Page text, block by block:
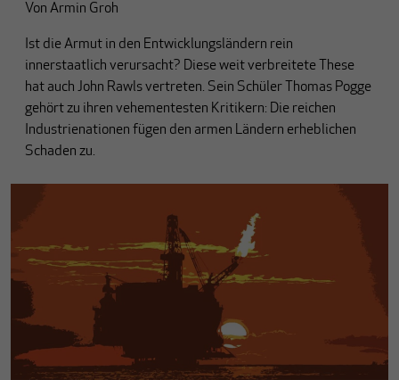
Von Armin Groh
Ist die Armut in den Entwicklungsländern rein
innerstaatlich verursacht? Diese weit verbreitete These
hat auch John Rawls vertreten. Sein Schüler Thomas Pogge
gehört zu ihren vehementesten Kritikern: Die reichen
Industrienationen fügen den armen Ländern erheblichen
Schaden zu.